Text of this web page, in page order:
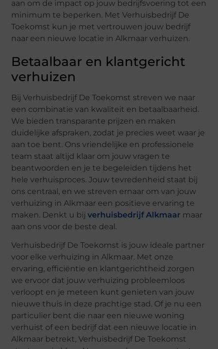
aan om de impact op jouw bedrijfsvoering tot een
minimum te beperken. Met Verhuisbedrijf De
Toekomst kun je met vertrouwen jouw bedrijf
naar een nieuwe locatie in Alkmaar verhuizen.
Betaalbaar en klantgericht
verhuizen
Bij Verhuisbedrijf De Toekomst streven we naar
een combinatie van kwaliteit en betaalbaarheid.
We bieden transparante prijzen en maken
duidelijke afspraken, zodat je precies weet waar je
aan toe bent. Ons vriendelijke en professionele
team staat altijd klaar om jouw vragen te
beantwoorden en je te begeleiden tijdens het
hele verhuisproces. Jouw tevredenheid staat bij
ons centraal, en we streven ernaar om van jouw
verhuizing in Alkmaar een positieve ervaring te
maken. Denkt u bijverhuisbedrijf Alkmaar maar
aan ons voor de beste deal.
Verhuisbedrijf De Toekomst is jouw ideale partner
voor elke verhuizing in Alkmaar. Met onze
ervaring, efficiëntie en klantgerichtheid zorgen
we ervoor dat jouw verhuizing probleemloos
verloopt en je meteen kunt genieten van jouw
nieuwe thuis in deze prachtige stad. Of je nu een
particulier bent die naar een nieuwe woning
verhuist of een bedrijf dat een nieuwe locatie in
Alkmaar betrekt, Verhuisbedrijf De Toekomst